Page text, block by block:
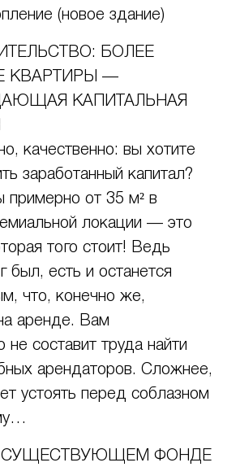
(новое здание)
БОЛЕЕ
КВАРТИРЫ —
КАПИТАЛЬНАЯ
качественно: вы хотите
заработанный капитал?
примерно от 35 м² в
локации — это
того стоит! Ведь
был, есть и останется
что, конечно же,
аренде. Вам
не составит труда найти
арендаторов. Сложнее,
устоять перед соблазном
СУЩЕСТВУЮЩЕМ ФОНДЕ